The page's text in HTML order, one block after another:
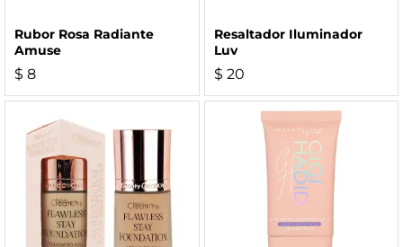
Rubor Rosa Radiante
Amuse
$ 8
Resaltador Iluminador
Luv
$ 20